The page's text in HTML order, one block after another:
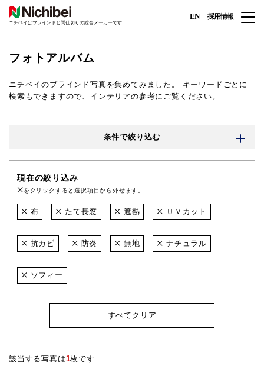
ニチベイはブラインドと間仕切りの総合メーカーです
EN 採用情報
フォトアルバム
ニチベイのブラインド写真を集めてみました。
キーワードごとに
検索もできますので、インテリアの参考にご覧ください。
条件で絞り込む
現在の絞り込み
をクリックすると選択項目から外せます。
布 たて長窓 遮熱 ＵＶカット
抗カビ 防炎 無地 ナチュラル
ソフィー
すべてクリア
該当する写真は1枚です